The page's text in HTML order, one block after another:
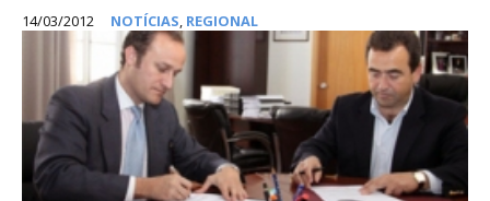
14/03/2012 NOTÍCIAS, REGIONAL